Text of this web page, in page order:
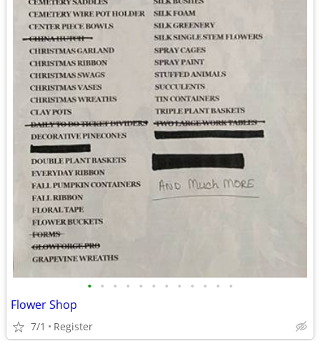
• • • • • • • • • • • •
Flower Shop
7/1 Register